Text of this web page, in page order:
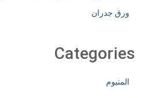
ورق جدران
Categories
المنيوم